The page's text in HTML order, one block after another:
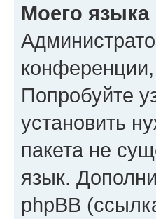
Моего языка
Попробуйте
установить
пакета не
язык.
phpBB